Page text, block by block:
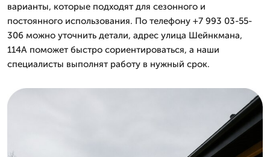
варианты, которые подходят для сезонного и
постоянного использования. По телефону +7 993 03-55-
306 можно уточнить детали, адрес улица Шейнкмана,
114А поможет быстро сориентироваться, а наши
специалисты выполнят работу в нужный срок.